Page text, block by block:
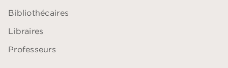
Bibliothécaires
Libraires
Professeurs